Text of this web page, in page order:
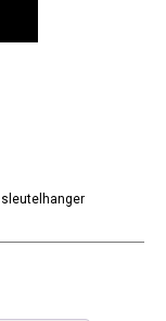
sleutelhanger